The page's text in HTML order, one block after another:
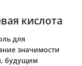
кислота
для
значимости
будущим